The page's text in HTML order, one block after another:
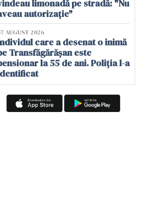
limonadă pe stradă: "Nu
autorizație"
AUGUST 2026
care a desenat o inimă
Transfăgărășan este
la 55 de ani. Poliția l-a